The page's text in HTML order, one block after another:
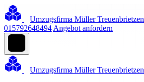
Umzugsfirma Müller Treuenbrietzen
015792648494 Angebot anfordern
Umzugsfirma Müller Treuenbrietzen